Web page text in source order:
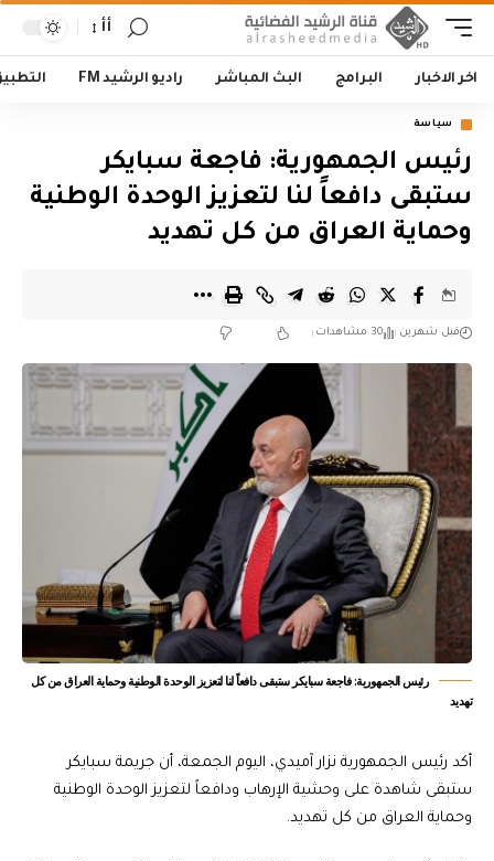
أأ
اخر الاخبار البرامج البث المباشر راديو الرشيد FM
سياسة
رئيس الجمهورية: فاجعة سبايكر
ستبقى دافعاً لنا لتعزيز الوحدة الوطنية
وحماية العراق من كل تهديد
قبل شهرين 30 مشاهدات
رئيس الجمهورية: فاجعة سبايكر ستبقى دافعاً لنا لتعزيز الوحدة الوطنية وحماية العراق من كل
تهديد
أكد رئيس الجمهورية نزار آميدي، اليوم الجمعة، أن جريمة سبايكر
ستبقى شاهدة على وحشية الإرهاب ودافعاً لتعزيز الوحدة الوطنية
وحماية العراق من كل تهديد.